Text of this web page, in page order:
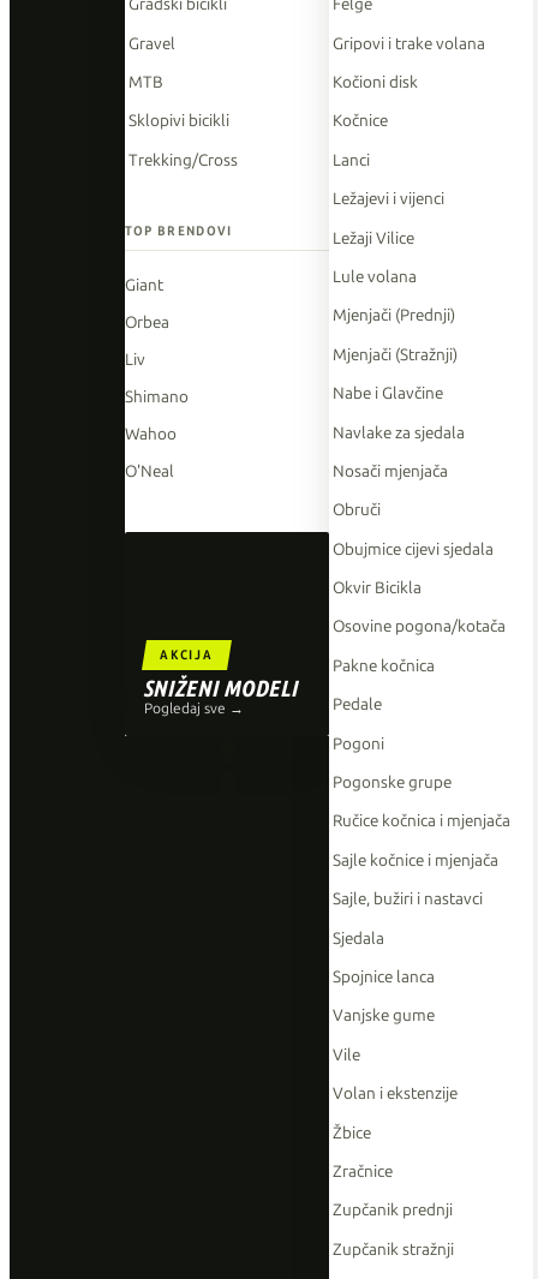
Gradski bicikli
Gravel
MTB
Sklopivi bicikli
Trekking/Cross
TOP BRENDOVI
Giant
Orbea
Liv
Shimano
Wahoo
O'Neal
AKCIJA
SNIŽENI MODELI
Pogledaj sve →
Felge
Gripovi i trake volana
Kočioni disk
Kočnice
Lanci
Ležajevi i vijenci
Ležaji Vilice
Lule volana
Mjenjači (Prednji)
Mjenjači (Stražnji)
Nabe i Glavčine
Navlake za sjedala
Nosači mjenjača
Obruči
Obujmice cijevi sjedala
Okvir Bicikla
Osovine pogona/kotača
Pakne kočnica
Pedale
Pogoni
Pogonske grupe
Ručice kočnica i mjenjača
Sajle kočnice i mjenjača
Sajle, bužiri i nastavci
Sjedala
Spojnice lanca
Vanjske gume
Vile
Volan i ekstenzije
Žbice
Zračnice
Zupčanik prednji
Zupčanik stražnji